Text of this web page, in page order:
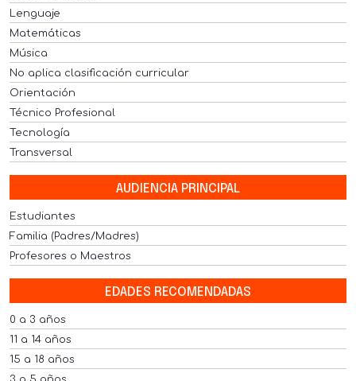
Lenguaje
Matemáticas
Música
No aplica clasificación curricular
Orientación
Técnico Profesional
Tecnología
Transversal
AUDIENCIA PRINCIPAL
Estudiantes
Familia (Padres/Madres)
Profesores o Maestros
EDADES RECOMENDADAS
0 a 3 años
11 a 14 años
15 a 18 años